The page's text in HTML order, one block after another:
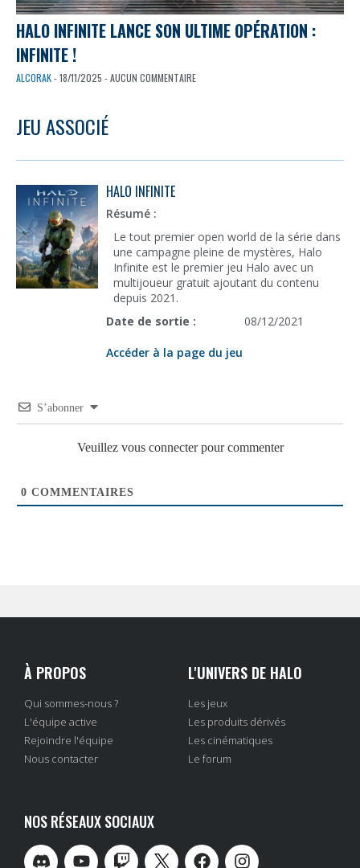
HALO INFINITE LANCE SON ULTIME OPÉRATION :
INFINITE !
ALCORAK- 18/11/2025 - AUCUN COMMENTAIRE
JEU ASSOCIÉ
HALO INFINITE
Résumé :
Le tout premier open world de la série dans
une campagne pleine de mystères, Halo
Infinite est le premier jeu Halo avec un
multijoueur gratuit ajoutant du contenu
depuis 2021.
Date de sortie :
08/12/2021
Accéder à la page du jeu
S’abonner
Veuillez vous connecter pour commenter
0 COMMENTAIRES
À PROPOS
Qui sommes-nous ?
L'équipe active
Rejoindre l'équipe
Nous contacter
L'UNIVERS DE HALO
Les jeux
Les produits dérivés
Les cinématiques
Le forum
NOS RÉSEAUX SOCIAUX